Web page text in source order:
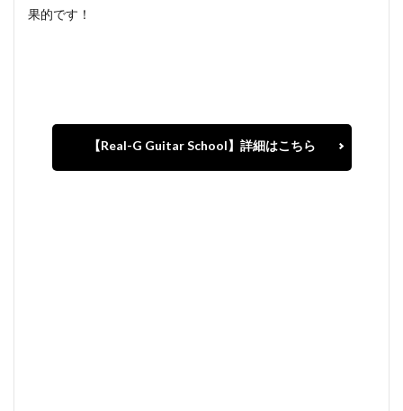
果的です！
【Real-G Guitar School】詳細はこちら